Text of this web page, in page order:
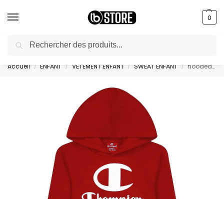
0
livraison gratuite au bureau dès 10000 DA avec paiement en ligne
Accueil / ENFANT / VETEMENT ENFANT / SWEAT ENFANT / hooded sweatshirt – 306169-RS053